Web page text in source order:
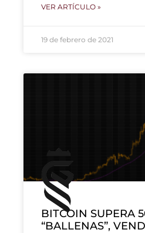
VER ARTÍCULO »
19 de febrero de 2021
BITCOIN SUPERA
“BALLENAS”,